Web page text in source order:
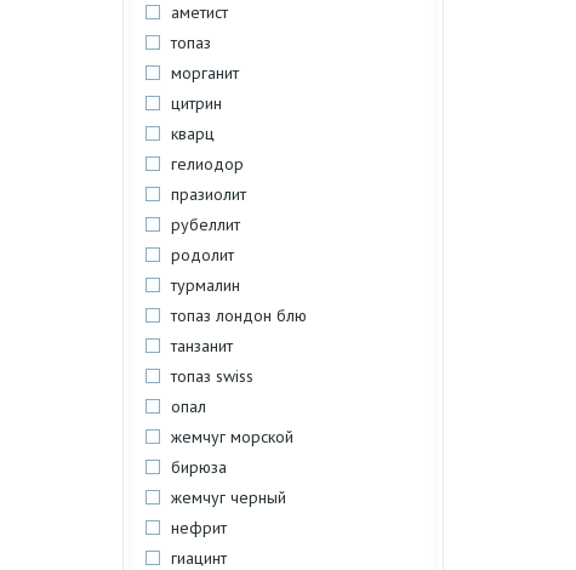
аметист
топаз
морганит
цитрин
кварц
гелиодор
празиолит
рубеллит
родолит
турмалин
топаз лондон блю
танзанит
топаз swiss
опал
жемчуг морской
бирюза
жемчуг черный
нефрит
гиацинт